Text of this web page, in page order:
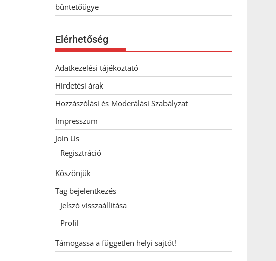
büntetőügye
Elérhetőség
Adatkezelési tájékoztató
Hirdetési árak
Hozzászólási és Moderálási Szabályzat
Impresszum
Join Us
Regisztráció
Köszönjük
Tag bejelentkezés
Jelszó visszaállítása
Profil
Támogassa a független helyi sajtót!